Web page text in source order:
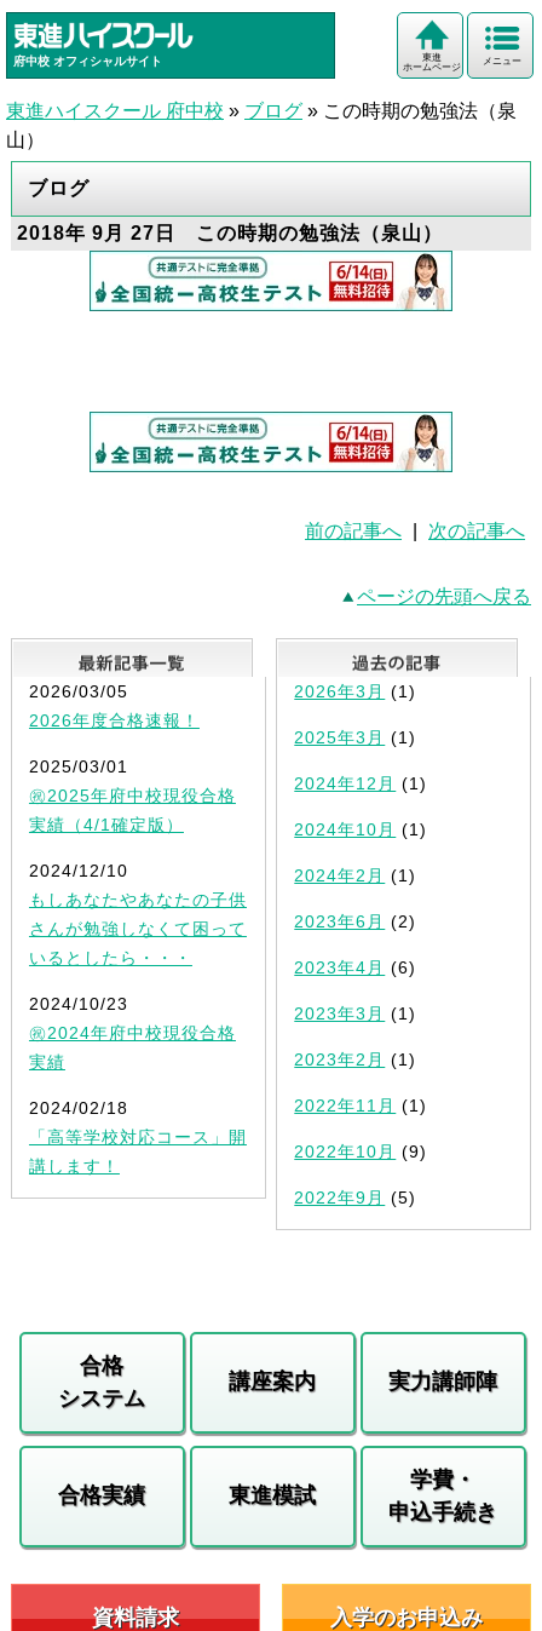
府中校 オフィシャルサイト メニュー
東進
ホームページ
東進ハイスクール 府中校 » ブログ » この時期の勉強法（泉
山）
ブログ
2018年 9月 27日 この時期の勉強法（泉山）
前の記事へ 次の記事へ
ページの先頭へ戻る
最新記事一覧
2026/03/05
2026年度合格速報！
2025/03/01
㊗2025年府中校現役合格
実績（4/1確定版）
2024/12/10
もしあなたやあなたの子供
さんが勉強しなくて困って
いるとしたら・・・
2024/10/23
㊗2024年府中校現役合格
実績
2024/02/18
「高等学校対応コース」開
講します！
2026年3月 (1)
2025年3月 (1)
2024年12月 (1)
2024年10月 (1)
2024年2月 (1)
2023年6月 (2)
2023年4月 (6)
2023年3月 (1)
2023年2月 (1)
2022年11月 (1)
2022年10月 (9)
2022年9月 (5)
合格
システム
講座案内 実力講師陣
合格実績 東進模試
学費・
申込手続き
資料請求 入学のお申込み